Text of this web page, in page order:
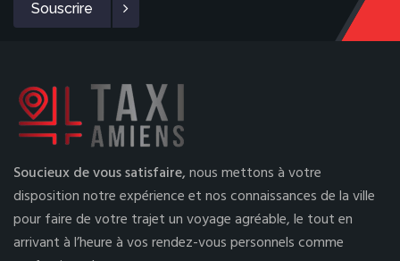
Souscrire
Soucieux de vous satisfaire,nous mettons à votre
disposition notre expérience et nos connaissances de la ville
pour faire de votre trajet un voyage agréable, le tout en
arrivant à l’heure à vos rendez-vous personnels comme